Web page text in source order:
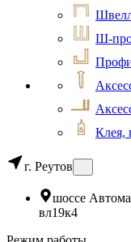
Ш-
Клея,
г. Реутов
шоссе
вл19к4